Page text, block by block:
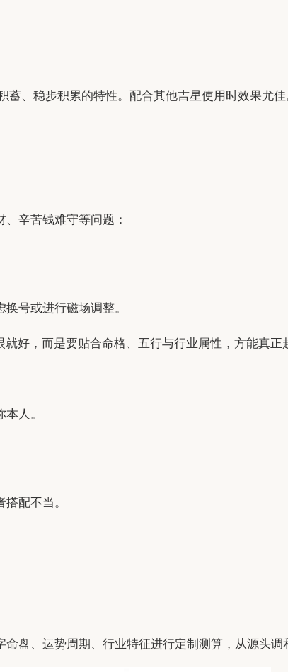
蓄、稳步积累的特性。配合其他吉星使用时效果尤
辛苦钱难守等问题：
号或进行磁场调整。
好，而是要贴合命格、五行与行业属性，方能真正
人。
配不当。
盘、运势周期、行业特征进行定制测算，从源头